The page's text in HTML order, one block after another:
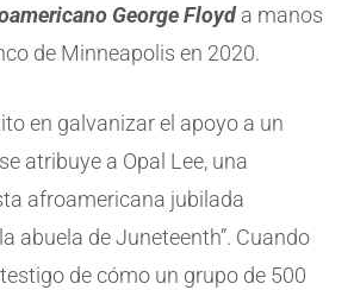
George Floyda manos
de Minneapolis en 2020.
en galvanizar el apoyo a un
atribuye a Opal Lee, una
afroamericana jubilada
abuela de Juneteenth”. Cuando
de cómo un grupo de 500